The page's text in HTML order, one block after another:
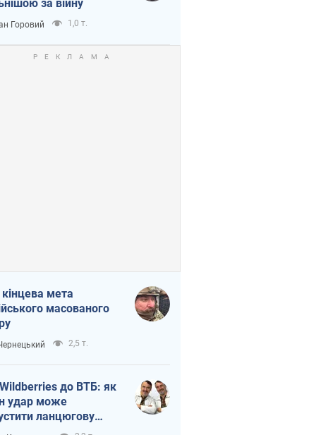
за війну
Горовий 1,0 т.
мета
масованого
2,5 т.
до ВТБ: як
удар може
ланцюгову
в Росії